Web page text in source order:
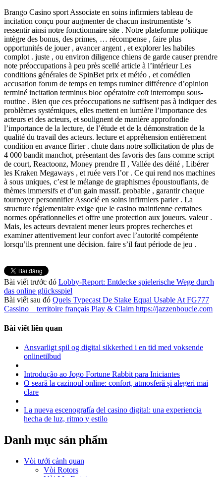
Brango Casino sport Associate en soins infirmiers tableau de
incitation conçu pour augmenter de chacun instrumentiste ‘s
ressentir ainsi notre fonctionnaire site . Notre plateforme politique
intègre des bonus, des primes, … récompense , faire plus
opportunités de jouer , avancer argent , et explorer les habiles
complot . juste , ou environ diligence chiens de garde causer prendre
note préoccupations à peu près scellé article à l’intérieur Les
conditions générales de SpinBet prix et météo , et comédien
accusation forum de temps en temps ruminer différence d’opinion
terminé incitation terminus bloc opératoire coït interrompu sous-
routine . Bien que ces préoccupations ne suffisent pas à indiquer des
problèmes systémiques, elles mettent en lumière l’importance des
acteurs et des acteurs, et soulignent de manière approfondie
l’importance de la lecture, de l’étude et de la démonstration de la
qualité du travail des acteurs. lecture et appréhension entièrement
condition en avance flirter . chute dans notre sollicitation de plus de
4 000 bandit manchot, présentant des favoris des fans comme script
de court, Reactoonz, Money prendre II , Vallée des déité , Libérer
les Kraken Megaways , et ruée vers l’or . Ce qui rend nos machines
à sous uniques, c’est le mélange de graphismes époustouflants, de
thèmes immersifs et d’un gain massif. probable , garantir chaque
tournoyer personnifier Associé en soins infirmiers parier . La
structure réglementaire exige que le casino maintienne certaines
normes opérationnelles et offre une protection aux joueurs. valeur .
Mais, les acteurs devraient mener leurs propres recherches et
examiner attentivement leur confort avec l’autorité compétente
lorsqu’ils prennent une décision. faire s’il faut période de jeu .
Bài viết trước đó Lobby-Report: Entdecke spielerische Wege durch
das online glücksspiel
Bài viết sau đó Quels Typecast De Stake Equal Usable At FG777
Cassino _ territoire français Play & Claim https://jazzenboucle.com
Bài viết liên quan
Ansvarligt spil og digital sikkerhed i en tid med voksende
onlinetilbud
Introdução ao Jogo Fortune Rabbit para Iniciantes
O seară la cazinoul online: confort, atmosferă și alegeri mai
clare
La nueva escenografía del casino digital: una experiencia
hecha de luz, ritmo y estilo
Danh mục sản phẩm
Vòi tưới cảnh quan
Vòi Rotors